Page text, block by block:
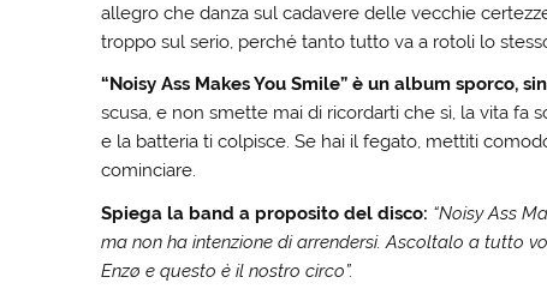
allegro che danza sul cadavere delle vecchie
troppo sul serio, perché tanto tutto va a rotoli lo
“Noisy Ass Makes You Smile” è un album sporco,
scusa, e non smette mai di ricordarti che sì, la vita fa
e la batteria ti colpisce. Se hai il fegato, mettiti
cominciare.
Spiega la band a proposito del disco: “Noisy Ass
ma non ha intenzione di arrendersi. Ascoltalo a tutto
Enzø e questo è il nostro circo”.